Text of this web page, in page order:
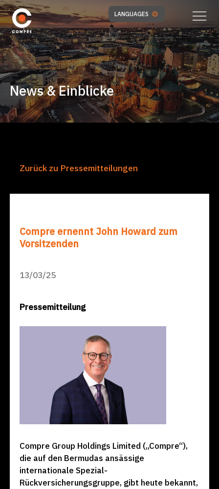
LANGUAGES
News & Einblicke
Zurück zu Pressemitteilungen
Compre ernennt John Howard zum
Vorsitzenden
13/03/25
Pressemitteilung
Compre Group Holdings Limited („Compre“),
die auf den Bermudas ansässige
internationale Spezial-
Rückversicherungsgruppe, gibt heute bekannt,